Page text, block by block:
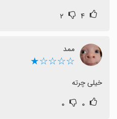
۴ ۲
ممد
☆☆☆☆★
خیلی چرته
۰ ۰